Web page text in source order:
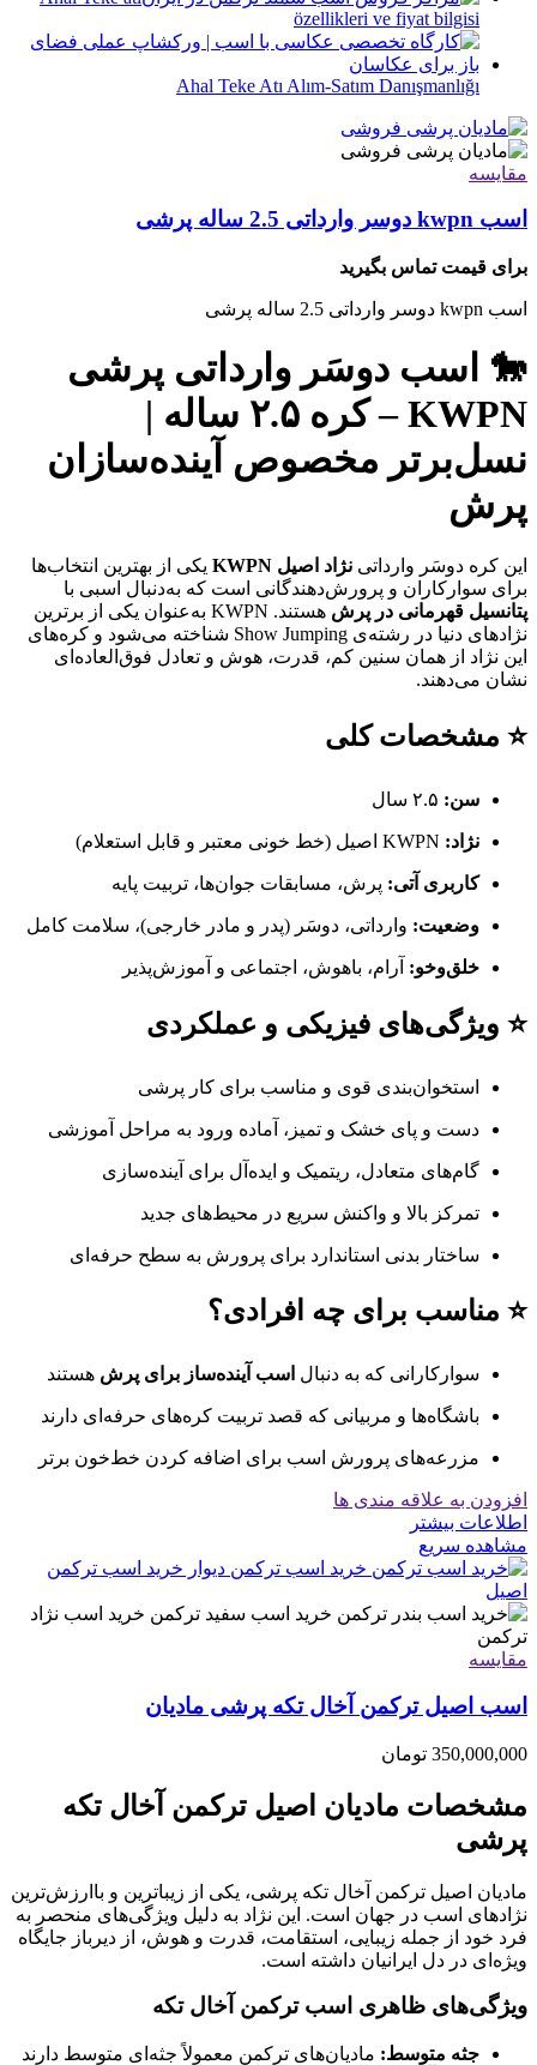
özellikleri ve fiyat bilgisi
Ahal Teke Atı Alım-Satım Danışmanlığı
مقایسه
اسب kwpn دوسر وارداتی 2.5 ساله پرشی
برای قیمت تماس بگیرید
اسب kwpn دوسر وارداتی 2.5 ساله پرشی
🐎 اسب دوسَر وارداتی پرشی
KWPN – کره ۲.۵ ساله |
نسل‌برتر مخصوص آینده‌سازان
پرش
این کره دوسَر وارداتی نژاد اصیل KWPN
یکی از بهترین انتخاب‌ها
برای سوارکاران و پرورش‌دهندگانی است که به‌دنبال اسبی با
پتانسیل قهرمانی در پرش
هستند. KWPN به‌عنوان یکی از برترین
نژادهای دنیا در رشته‌ی Show Jumping شناخته می‌شود و کره‌های
این نژاد از همان سنین کم، قدرت، هوش و تعادل فوق‌العاده‌ای
نشان می‌دهند.
⭐ مشخصات کلی
سن:
نژاد:
کاربری آتی: پرش، مسابقات جوان‌ها، تربیت پایه
وضعیت: وارداتی، دوسَر (پدر و مادر خارجی)، سلامت کامل
خلق‌وخو: آرام، باهوش، اجتماعی و آموزش‌پذیر
⭐ ویژگی‌های فیزیکی و عملکردی
استخوان‌بندی قوی و مناسب برای کار پرشی
دست و پای خشک و تمیز، آماده ورود به مراحل آموزشی
گام‌های متعادل، ریتمیک و ایده‌آل برای آینده‌سازی
تمرکز بالا و واکنش سریع در محیط‌های جدید
ساختار بدنی استاندارد برای پرورش به سطح حرفه‌ای
⭐ مناسب برای چه افرادی؟
سوارکارانی که به دنبال اسب آینده‌ساز برای پرش هستند
باشگاه‌ها و مربیانی که قصد تربیت کره‌های حرفه‌ای دارند
مزرعه‌های پرورش اسب برای اضافه کردن خط‌خون برتر
افزودن به علاقه مندی ها
اطلاعات بیشتر
مشاهده سریع
مقایسه
اسب اصیل ترکمن آخال تکه پرشی مادیان
350,000,000 تومان
مشخصات مادیان اصیل ترکمن آخال تکه
پرشی
مادیان اصیل ترکمن آخال تکه پرشی، یکی از زیباترین و باارزش‌ترین
نژادهای اسب در جهان است. این نژاد به دلیل ویژگی‌های منحصر به
فرد خود از جمله زیبایی، استقامت، قدرت و هوش، از دیرباز جایگاه
ویژه‌ای در دل ایرانیان داشته است.
ویژگی‌های ظاهری اسب ترکمن آخال تکه
جثه متوسط: مادیان‌های ترکمن معمولاً جثه‌ای متوسط دارند